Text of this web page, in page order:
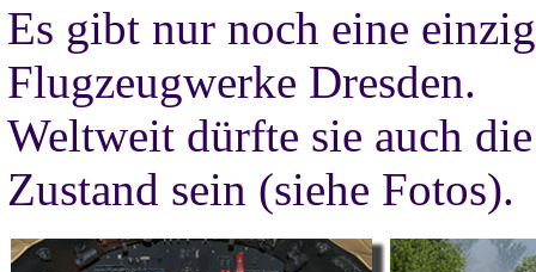
Es gibt nur noch eine
Flugzeugwerke Dresden.
Weltweit dürfte sie auch
Zustand sein (siehe Fotos).